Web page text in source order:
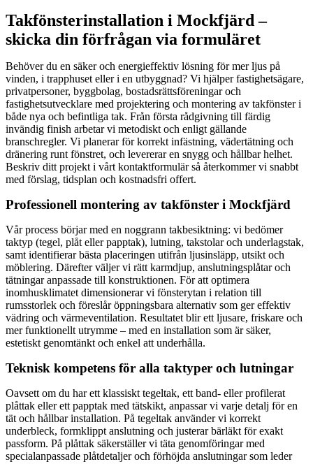
Takfönsterinstallation i Mockfjärd –
skicka din förfrågan via formuläret
Behöver du en säker och energieffektiv lösning för mer ljus på
vinden, i trapphuset eller i en utbyggnad? Vi hjälper fastighetsägare,
privatpersoner, byggbolag, bostadsrättsföreningar och
fastighetsutvecklare med projektering och montering av takfönster i
både nya och befintliga tak. Från första rådgivning till färdig
invändig finish arbetar vi metodiskt och enligt gällande
branschregler. Vi planerar för korrekt infästning, vädertätning och
dränering runt fönstret, och levererar en snygg och hållbar helhet.
Beskriv ditt projekt i vårt kontaktformulär så återkommer vi snabbt
med förslag, tidsplan och kostnadsfri offert.
Professionell montering av takfönster i Mockfjärd
Vår process börjar med en noggrann takbesiktning: vi bedömer
taktyp (tegel, plåt eller papptak), lutning, takstolar och underlagstak,
samt identifierar bästa placeringen utifrån ljusinsläpp, utsikt och
möblering. Därefter väljer vi rätt karmdjup, anslutningsplåtar och
tätningar anpassade till konstruktionen. För att optimera
inomhusklimatet dimensionerar vi fönsterytan i relation till
rumsstorlek och föreslår öppningsbara alternativ som ger effektiv
vädring och värmeventilation. Resultatet blir ett ljusare, friskare och
mer funktionellt utrymme – med en installation som är säker,
estetiskt genomtänkt och enkel att underhålla.
Teknisk kompetens för alla taktyper och lutningar
Oavsett om du har ett klassiskt tegeltak, ett band- eller profilerat
plåttak eller ett papptak med tätskikt, anpassar vi varje detalj för en
tät och hållbar installation. På tegeltak använder vi korrekt
underbleck, formklippt anslutning och justerar bärläkt för exakt
passform. På plåttak säkerställer vi täta genomföringar med
specialanpassade plåtdetaljer och förhöjda anslutningar som leder